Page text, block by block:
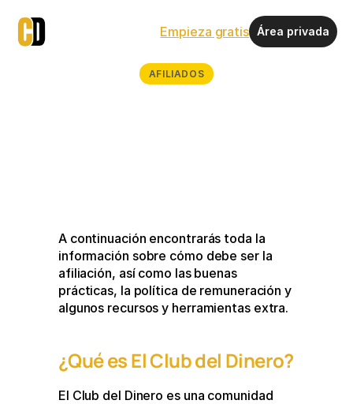
Empieza gratis Área privada
AFILIADOS
A continuación encontrarás toda la
información sobre cómo debe ser la
afiliación, así como las buenas
prácticas, la política de remuneración y
algunos recursos y herramientas extra.
¿Qué es El Club del Dinero?
El Club del Dinero es una comunidad